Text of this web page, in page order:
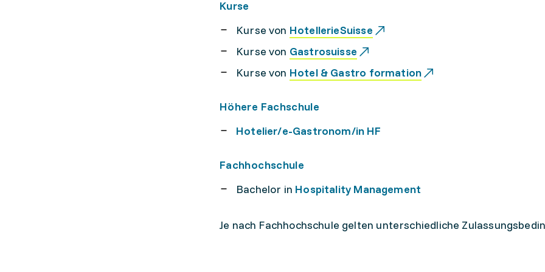
Kurse
Kurse von HotellerieSuisse
Kurse von Gastrosuisse
Kurse von Hotel & Gastro formation
Höhere Fachschule
Hotelier/e-Gastronom/in HF
Fachhochschule
Bachelor in Hospitality Management
Je nach Fachhochschule gelten unterschiedliche